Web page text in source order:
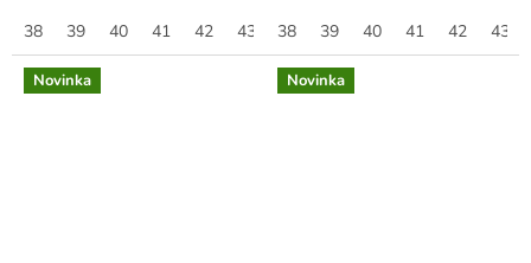
Podrážka je vyrobená z E.V.A
(etylén, vinyl a acetát) +
guma,...
38 39 40 41 42 43 44 45 46 47 37 36
HORECA, kozmetika,
potravinárstvo,...
38 39 40 41 42 43
Novinka Novinka